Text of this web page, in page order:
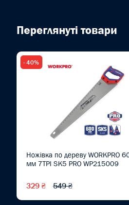
Переглянуті товари
- 40%
Ножівка по дереву WORKPRO
мм 7TPI SK5 PRO WP215009
329 ₴ 549 ₴